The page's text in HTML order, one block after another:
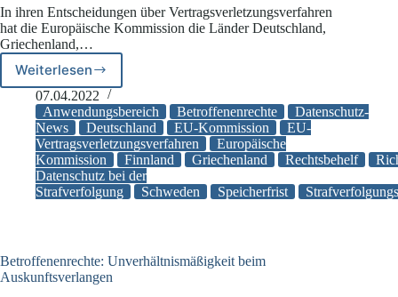
In ihren Entscheidungen über Vertragsverletzungsverfahren
hat die Europäische Kommission die Länder Deutschland,
Griechenland,…
WeiterlesenDeutschland,
Griechenland,
Finnland
und
Schweden
müssen
bei
Datenschutz
07.04.2022
Anwendungsbereich
Betroffenenrechte
Datenschutz-
News
Deutschland EU-Kommission
EU-
Vertragsverletzungsverfahren
Europäische
Kommission
Finnland Griechenland Rechtsbehelf
Datenschutz bei der
Strafverfolgung
Schweden Speicherfrist
Betroffenenrechte: Unverhältnismäßigkeit beim
Auskunftsverlangen